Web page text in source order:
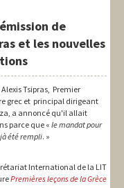
de
et les nouvelles
Alexis Tsipras, Premier
grec et principal dirigeant
a annoncé qu'il allait
parce que «le mandat pour
été rempli. »
International de la LIT
Premières leçons de la Grèce